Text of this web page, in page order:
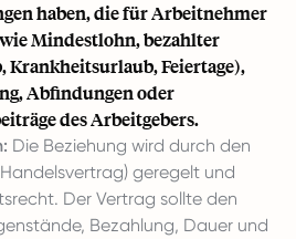
haben, die für Arbeitnehmer
Mindestlohn, bezahlter
Krankheitsurlaub, Feiertage),
Abfindungen oder
des Arbeitgebers.
Die Beziehung wird durch den
geregelt und
Der Vertrag sollte den
Bezahlung, Dauer und